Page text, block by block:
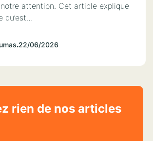
attention. Cet article explique
.22/06/2026
rien de nos articles